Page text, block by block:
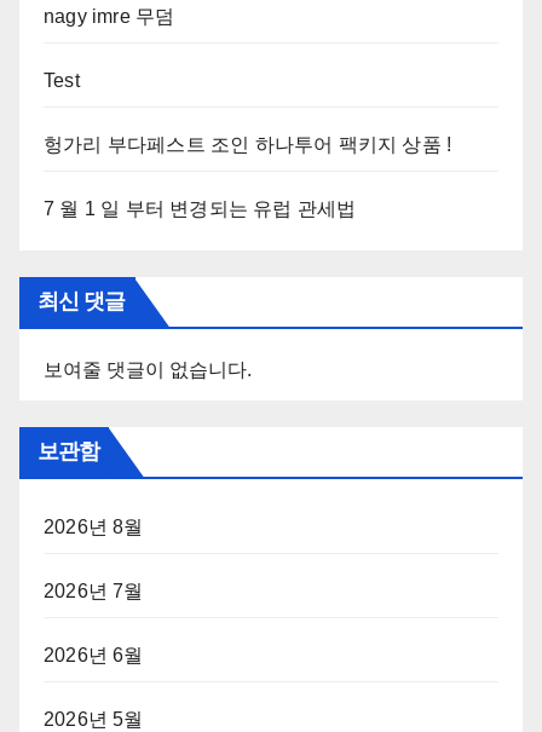
nagy imre 무덤
Test
헝가리 부다페스트 조인 하나투어 팩키지 상품 !
7 월 1 일 부터 변경되는 유럽 관세법
최신 댓글
보여줄 댓글이 없습니다.
보관함
2026년 8월
2026년 7월
2026년 6월
2026년 5월